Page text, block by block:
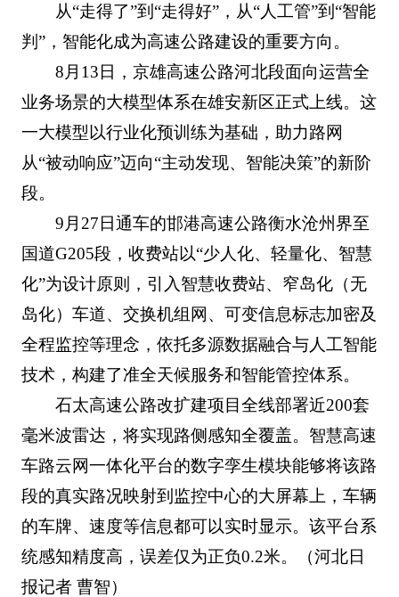
从“走得了”到“走得好”，从“人工管”到“智能
判”，智能化成为高速公路建设的重要方向。
8月13日，京雄高速公路河北段面向运营全
业务场景的大模型体系在雄安新区正式上线。这
一大模型以行业化预训练为基础，助力路网
从“被动响应”迈向“主动发现、智能决策”的新阶
段。
9月27日通车的邯港高速公路衡水沧州界至
国道G205段，收费站以“少人化、轻量化、智慧
化”为设计原则，引入智慧收费站、窄岛化（无
岛化）车道、交换机组网、可变信息标志加密及
全程监控等理念，依托多源数据融合与人工智能
技术，构建了准全天候服务和智能管控体系。
石太高速公路改扩建项目全线部署近200套
毫米波雷达，将实现路侧感知全覆盖。智慧高速
车路云网一体化平台的数字孪生模块能够将该路
段的真实路况映射到监控中心的大屏幕上，车辆
的车牌、速度等信息都可以实时显示。该平台系
统感知精度高，误差仅为正负0.2米。（河北日
报记者 曹智）